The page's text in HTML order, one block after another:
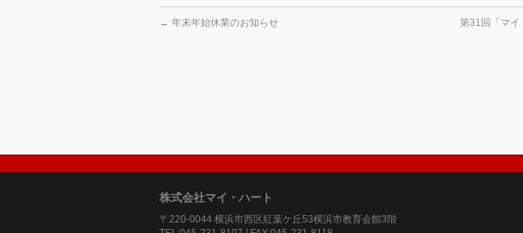
← 年末年始休業のお知らせ 第31回「マイ
株式会社マイ・ハート
〒220-0044 横浜市西区紅葉ケ丘53横浜市教育会館3階